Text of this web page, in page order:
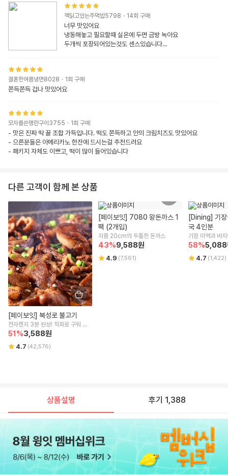
책읽고있는주먹밥5798 · 14회 구매
너무 맛있어요
냉동해놓고 필요할때 실온에 두면 금방 녹아요
두개씩 포장되어있는것도 센스있습니다
결혼한여름냉면8028 · 1회 구매
쫀득쫀득 겁나 맛있어요
모자를쓴명란구이3755 · 1회 구매
- 맛은 진짜 딱 꿀 조합 가득입니다. 떡도 쫀득하고 안의 크림치즈도 맛있어요
- 으른분들은 아메리카노 한잔에 드시는걸 추천드려요
- 패키지 자체도 이쁘고, 떡이 많이 들어있습니다
다른 고객이 함께 본 상품
[페이보잇] 북성로 불고기
전자렌지 3분 완성! 직화로 구워 불
향 가득한
51 %3,588원
4.7 (42,576)
[페이보잇] 7080 왕돈까스 1
팩 (2개입)
지름 20cm의 두툼한 돈까스
43%9,588원
4.9 (7,561)
[Dining] 기장
국 4인분
기장 미역과 바
시원한 맛
58%5,088
4.7 (1,422)
상품설명 후기 1,388